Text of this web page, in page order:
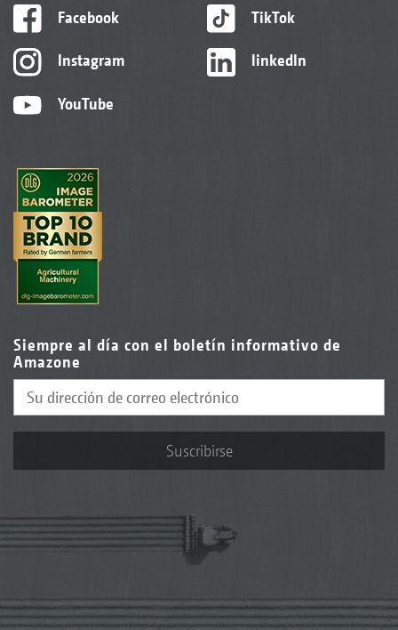
Facebook
Instagram
YouTube
TikTok
linkedIn
Siempre al día con el boletín informativo de
Amazone
Suscribirse